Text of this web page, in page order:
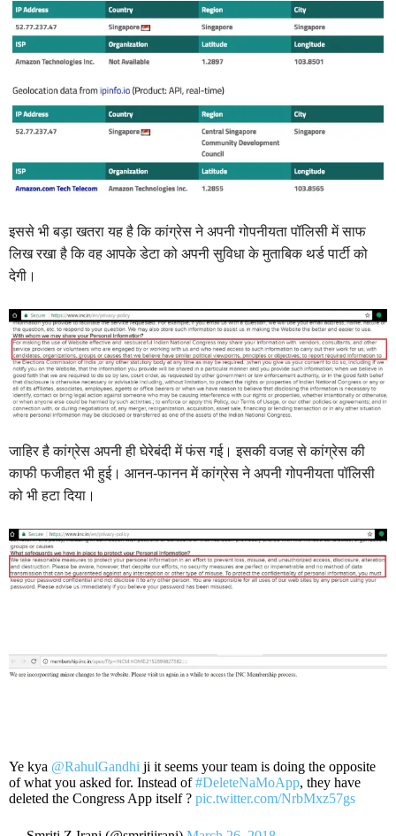
इससे भी बड़ा खतरा यह है कि कांग्रेस ने अपनी गोपनीयता पॉलिसी में साफ
लिख रखा है कि वह आपके डेटा को अपनी सुविधा के मुताबिक थर्ड पार्टी को
देगी।
जाहिर है कांग्रेस अपनी ही घेरेबंदी में फंस गई। इसकी वजह से कांग्रेस की
काफी फजीहत भी हुई। आनन-फानन में कांग्रेस ने अपनी गोपनीयता पॉलिसी
को भी हटा दिया।
Ye kya @RahulGandhi ji it seems your team is doing the opposite
of what you asked for. Instead of#DeleteNaMoApp, they have
deleted the Congress App itself ? pic.twitter.com/NrbMxz57gs